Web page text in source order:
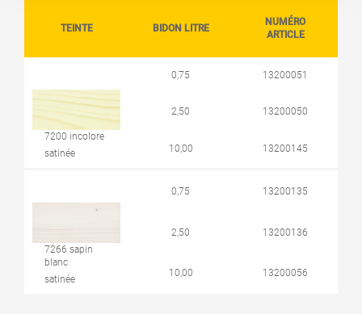
TEINTE BIDON LITRE
NUMÉRO
ARTICLE
7200 incolore
satinée
0,75 13200051
2,50 13200050
10,00 13200145
7266 sapin
blanc
satinée
0,75 13200135
2,50 13200136
10,00 13200056